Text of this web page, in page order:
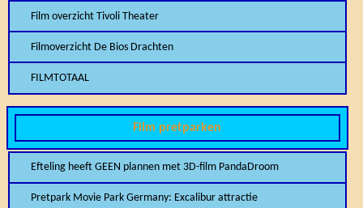
Film overzicht Tivoli Theater
Filmoverzicht De Bios Drachten
FILMTOTAAL
Film pretparken
Efteling heeft GEEN plannen met 3D-film PandaDroom
Pretpark Movie Park Germany: Excalibur attractie